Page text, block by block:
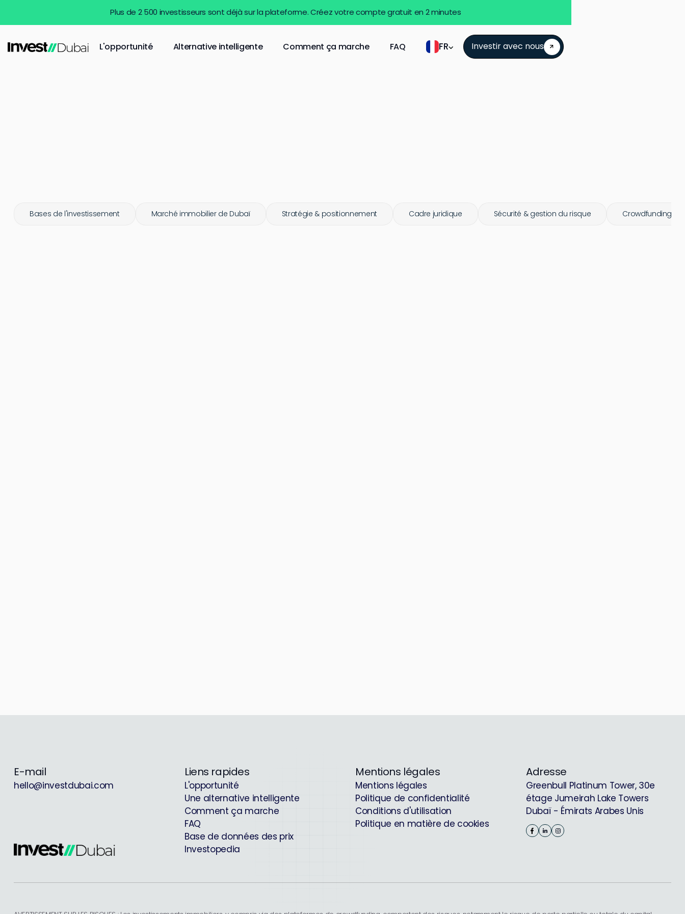
Plus de 2 500 investisseurs sont déjà sur la plateforme. Créez votre compte gratuit en 2 minutes
L'opportunité Alternative intelligente Comment ça marche FAQ FR Investir avec nous
Bases de l'investissement Marché immobilier de Dubaï Stratégie & positionnement Cadre juridique Sécurité & gestion du risque Crowdfunding &
E-mail
hello@investdubai.com
Liens rapides
L'opportunité
Une alternative intelligente
Comment ça marche
FAQ
Base de données des prix
Investopedia
Mentions légales
Mentions légales
Politique de confidentialité
Conditions d'utilisation
Politique en matière de cookies
Adresse
Greenbull Platinum Tower, 30e
étage Jumeirah Lake Towers
Dubaï - Émirats Arabes Unis